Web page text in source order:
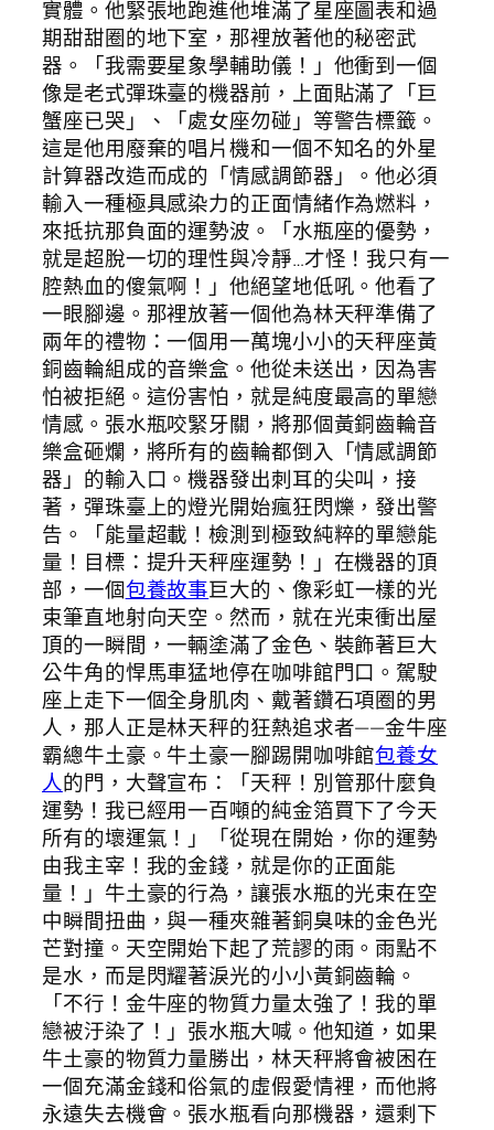
實體。他緊張地跑進他堆滿了星座圖表和過
期甜甜圈的地下室，那裡放著他的秘密武
器。「我需要星象學輔助儀！」他衝到一個
像是老式彈珠臺的機器前，上面貼滿了「巨
蟹座已哭」、「處女座勿碰」等警告標籤。
這是他用廢棄的唱片機和一個不知名的外星
計算器改造而成的「情感調節器」。他必須
輸入一種極具感染力的正面情緒作為燃料，
來抵抗那負面的運勢波。「水瓶座的優勢，
就是超脫一切的理性與冷靜…才怪！我只有一
腔熱血的傻氣啊！」他絕望地低吼。他看了
一眼腳邊。那裡放著一個他為林天秤準備了
兩年的禮物：一個用一萬塊小小的天秤座黃
銅齒輪組成的音樂盒。他從未送出，因為害
怕被拒絕。這份害怕，就是純度最高的單戀
情感。張水瓶咬緊牙關，將那個黃銅齒輪音
樂盒砸爛，將所有的齒輪都倒入「情感調節
器」的輸入口。機器發出刺耳的尖叫，接
著，彈珠臺上的燈光開始瘋狂閃爍，發出警
告。「能量超載！檢測到極致純粹的單戀能
量！目標：提升天秤座運勢！」在機器的頂
部，一個包養故事巨大的、像彩虹一樣的光
束筆直地射向天空。然而，就在光束衝出屋
頂的一瞬間，一輛塗滿了金色、裝飾著巨大
公牛角的悍馬車猛地停在咖啡館門口。駕駛
座上走下一個全身肌肉、戴著鑽石項圈的男
人，那人正是林天秤的狂熱追求者——金牛座
霸總牛土豪。牛土豪一腳踢開咖啡館包養女
人的門，大聲宣布：「天秤！別管那什麼負
運勢！我已經用一百噸的純金箔買下了今天
所有的壞運氣！」「從現在開始，你的運勢
由我主宰！我的金錢，就是你的正面能
量！」牛土豪的行為，讓張水瓶的光束在空
中瞬間扭曲，與一種夾雜著銅臭味的金色光
芒對撞。天空開始下起了荒謬的雨。雨點不
是水，而是閃耀著淚光的小小黃銅齒輪。
「不行！金牛座的物質力量太強了！我的單
戀被汙染了！」張水瓶大喊。他知道，如果
牛土豪的物質力量勝出，林天秤將會被困在
一個充滿金錢和俗氣的虛假愛情裡，而他將
永遠失去機會。張水瓶看向那機器，還剩下